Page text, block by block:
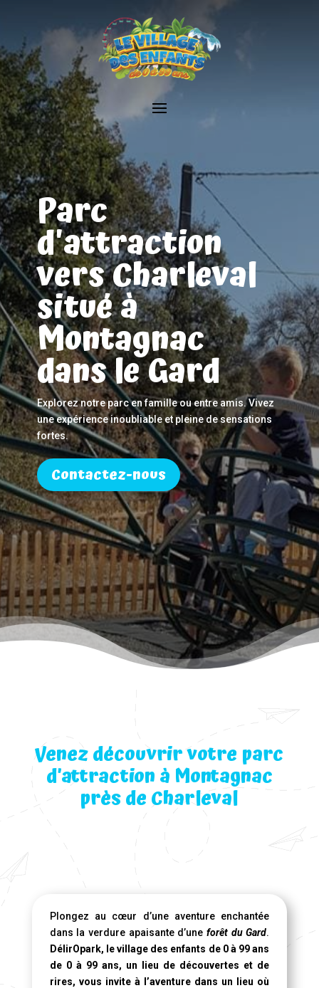
Parc
d'attraction
vers Charleval
situé à
Montagnac
dans le Gard
Explorez notre parc en famille ou entre amis. Vivez
une expérience inoubliable et pleine de sensations
fortes.
Contactez-nous
Venez découvrir votre parc
d’attraction à Montagnac
près de Charleval
Plongez au cœur d’une aventure enchantée
dans la verdure apaisante d’une forêt du Gard.
DélirOpark, le village des enfants de 0 à 99 ans
de 0 à 99 ans, un lieu de découvertes et de
rires, vous invite à l’aventure dans un lieu où